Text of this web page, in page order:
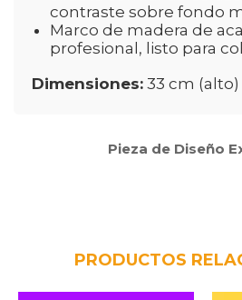
contraste sobre fondo
Marco de madera de
profesional, listo para
Dimensiones: 33 cm
Pieza de Diseño
PRODUCTOS